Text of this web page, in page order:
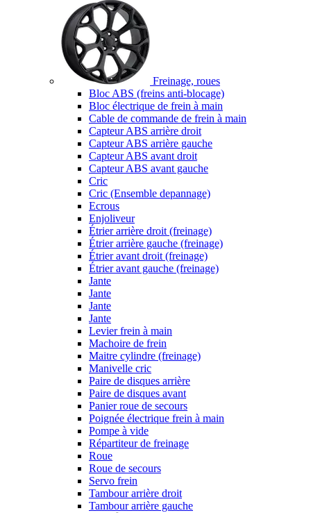
Freinage, roues
Bloc ABS (freins anti-blocage)
Bloc électrique de frein à main
Cable de commande de frein à main
Capteur ABS arrière droit
Capteur ABS arrière gauche
Capteur ABS avant droit
Capteur ABS avant gauche
Cric
Cric (Ensemble depannage)
Ecrous
Enjoliveur
Étrier arrière droit (freinage)
Étrier arrière gauche (freinage)
Étrier avant droit (freinage)
Étrier avant gauche (freinage)
Jante
Jante
Jante
Jante
Levier frein à main
Machoire de frein
Maitre cylindre (freinage)
Manivelle cric
Paire de disques arrière
Paire de disques avant
Panier roue de secours
Poignée électrique frein à main
Pompe à vide
Répartiteur de freinage
Roue
Roue de secours
Servo frein
Tambour arrière droit
Tambour arrière gauche